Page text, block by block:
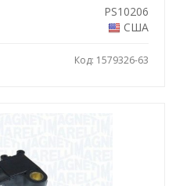
PS10206
США
Код: 1579326-63